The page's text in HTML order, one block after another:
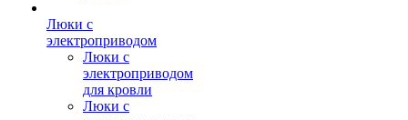
Люки с
электроприводом
Люки с
электроприводом
для кровли
Люки с